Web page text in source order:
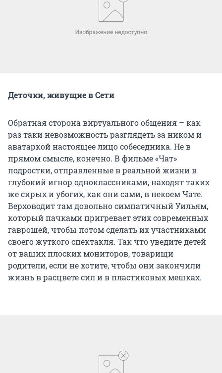
Деточки, живущие в Сети
Обратная сторона виртуального общения – как
раз таки невозможность разглядеть за ником и
аватаркой настоящее лицо собеседника. Не в
прямом смысле, конечно. В фильме «Чат»
подростки, отправленные в реальной жизни в
глубокий игнор одноклассниками, находят таких
же сирых и убогих, как они сами, в некоем Чате.
Верховодит там довольно симпатичный Уильям,
который пачками пригревает этих современных
гаврошей, чтобы потом сделать их участниками
своего жуткого спектакля. Так что уведите детей
от ваших плоских мониторов, товарищи
родители, если не хотите, чтобы они закончили
жизнь в расцвете сил и в пластиковых мешках.